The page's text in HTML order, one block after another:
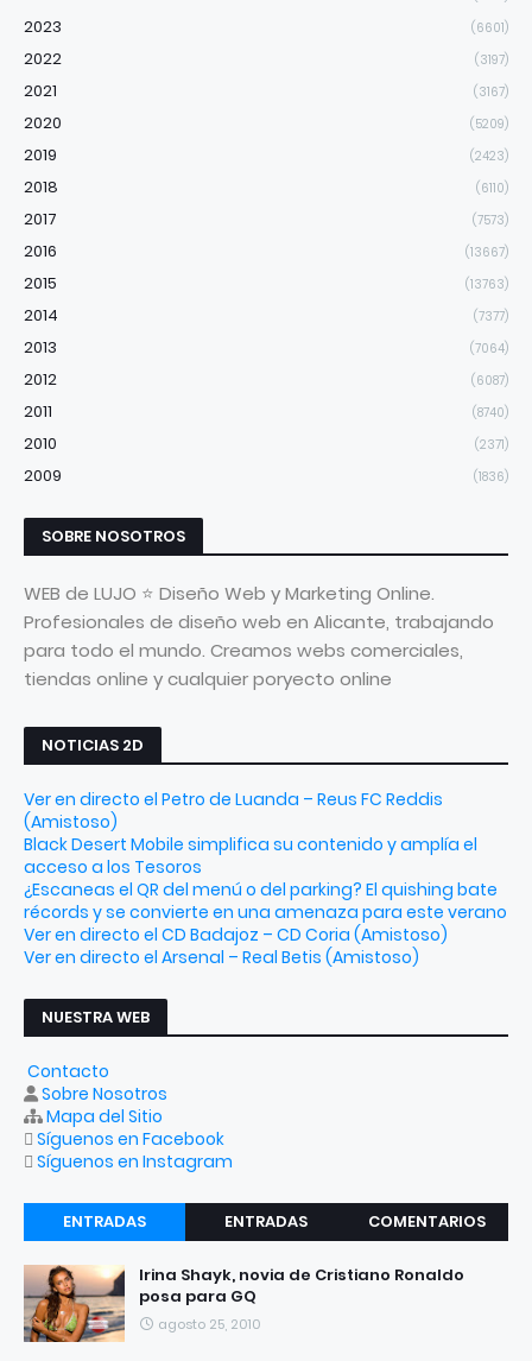
2023 (6601)
2022 (3197)
2021 (3167)
2020 (5209)
2019 (2423)
2018 (6110)
2017 (7573)
2016 (13667)
2015 (13763)
2014 (7377)
2013 (7064)
2012 (6087)
2011 (8740)
2010 (2371)
2009 (1836)
SOBRE NOSOTROS
WEB de LUJO ⭐ Diseño Web y Marketing Online.
Profesionales de diseño web en Alicante, trabajando
para todo el mundo. Creamos webs comerciales,
tiendas online y cualquier poryecto online
NOTICIAS 2D
Ver en directo el Petro de Luanda – Reus FC Reddis
(Amistoso)
Black Desert Mobile simplifica su contenido y amplía el
acceso a los Tesoros
¿Escaneas el QR del menú o del parking? El quishing bate
récords y se convierte en una amenaza para este verano
Ver en directo el CD Badajoz – CD Coria (Amistoso)
Ver en directo el Arsenal – Real Betis (Amistoso)
NUESTRA WEB
Contacto
Sobre Nosotros
Mapa del Sitio
Síguenos en Facebook
Síguenos en Instagram
ENTRADAS
RECIENTES
ENTRADAS
COMENTARIOS
Irina Shayk, novia de Cristiano Ronaldo
posa para GQ
agosto 25, 2010